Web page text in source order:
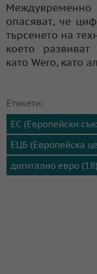
опасяват, че
търсенето на
което
като Wero, като
Етикети:
ЕС (Европейски
ЕЦБ (Европейска
дигитално евро (18)